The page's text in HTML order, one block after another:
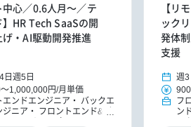
中心／0.6人月～／テ
】HR Tech SaaSの開
・AI駆動開発推進
日 週5日
～1,000,000円/月単価
エンドエンジニア
バックエ
ジニア
フロントエンド&バ
【リ
ック
発体
支援
週3
フ
ン